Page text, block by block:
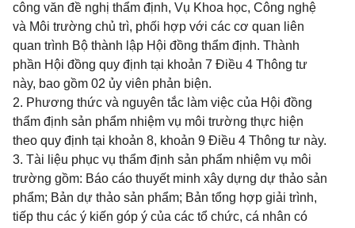
công văn đề nghị thẩm định, Vụ Khoa học, Công nghệ
và Môi trường chủ trì, phối hợp với các cơ quan liên
quan trình Bộ thành lập Hội đồng thẩm định. Thành
phần Hội đồng quy định tại khoản 7 Điều 4 Thông tư
này, bao gồm 02 ủy viên phản biện.
2. Phương thức và nguyên tắc làm việc của Hội đồng
thẩm định sản phẩm nhiệm vụ môi trường thực hiện
theo quy định tại khoản 8, khoản 9 Điều 4 Thông tư này.
3. Tài liệu phục vụ thẩm định sản phẩm nhiệm vụ môi
trường gồm: Báo cáo thuyết minh xây dựng dự thảo sản
phẩm; Bản dự thảo sản phẩm; Bản tổng hợp giải trình,
tiếp thu các ý kiến góp ý của các tổ chức, cá nhân có